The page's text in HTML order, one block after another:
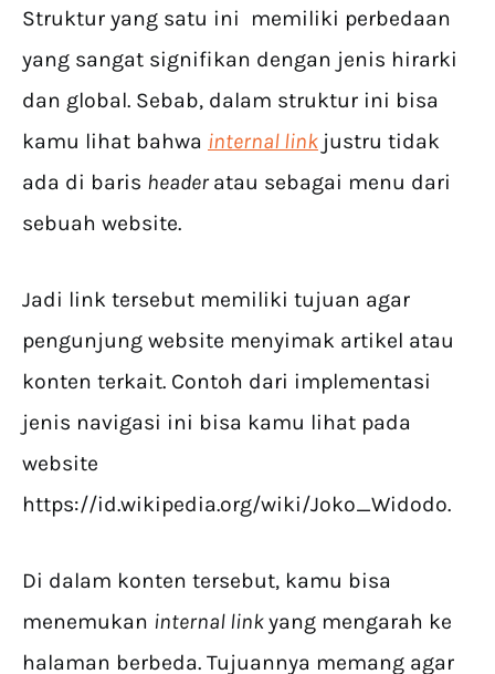
Struktur yang satu ini memiliki perbedaan
yang sangat signifikan dengan jenis hirarki
dan global. Sebab, dalam struktur ini bisa
kamu lihat bahwa internal link justru tidak
ada di baris header atau sebagai menu dari
sebuah website.
Jadi link tersebut memiliki tujuan agar
pengunjung website menyimak artikel atau
konten terkait. Contoh dari implementasi
jenis navigasi ini bisa kamu lihat pada
website
https://id.wikipedia.org/wiki/Joko_Widodo.
Di dalam konten tersebut, kamu bisa
menemukan internal linkyang mengarah ke
halaman berbeda. Tujuannya memang agar